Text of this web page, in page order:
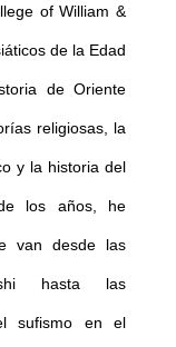
of William &
de la Edad
de Oriente
religiosas, la
y la historia del
los años, he
van desde las
hasta las
sufismo en el